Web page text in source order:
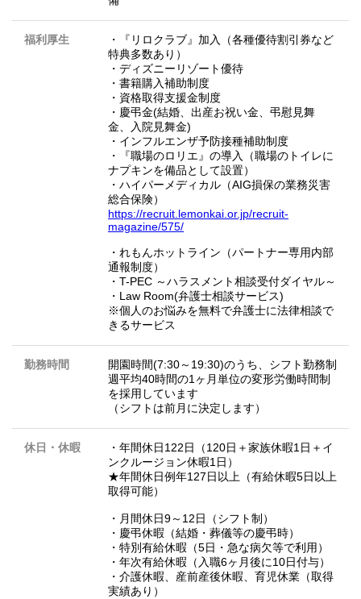
福利厚生
・『リロクラブ』加入（各種優待割引券など
特典多数あり）
・ディズニーリゾート優待
・書籍購入補助制度
・資格取得支援金制度
・慶弔金(結婚、出産お祝い金、弔慰見舞
金、入院見舞金)
・インフルエンザ予防接種補助制度
・『職場のロリエ』の導入（職場のトイレに
ナプキンを備品として設置）
・ハイパーメディカル（AIG損保の業務災害
総合保険）
https://recruit.lemonkai.or.jp/recruit-
magazine/575/
・れもんホットライン（パートナー専用内部
通報制度）
・T-PEC ～ハラスメント相談受付ダイヤル～
・Law Room(弁護士相談サービス)
※個人のお悩みを無料で弁護士に法律相談で
きるサービス
勤務時間
開園時間(7:30～19:30)のうち、シフト勤務制
週平均40時間の1ヶ月単位の変形労働時間制
を採用しています
（シフトは前月に決定します）
休日・休暇
・年間休日122日（120日＋家族休暇1日＋イ
ンクルージョン休暇1日）
★年間休日例年127日以上（有給休暇5日以上
取得可能）
・月間休日9～12日（シフト制）
・慶弔休暇（結婚・葬儀等の慶弔時）
・特別有給休暇（5日・急な病欠等で利用）
・年次有給休暇（入職6ヶ月後に10日付与）
・介護休暇、産前産後休暇、育児休業（取得
実績あり）